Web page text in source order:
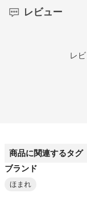
レビュー
レ
商品に関連するタグ
ブランド
ほまれ